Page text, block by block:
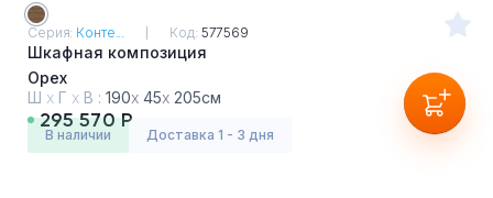
Серия: Конте... Код: 577569
Шкафная композиция
Орех
Ш х Г х В : 190х 45х 205см
295 570 Р
в наличии Доставка 1 - 3 дня